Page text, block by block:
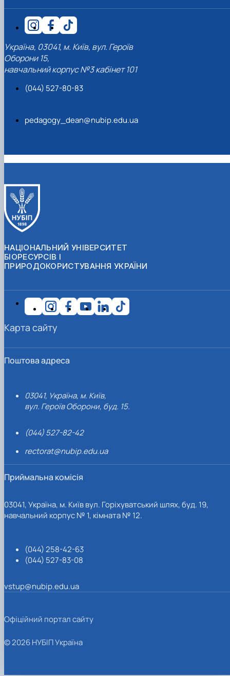
Україна, 03041, м. Київ, вул. Героїв
Оборони 15,
навчальний корпус №3 кабінет 101
(044) 527-80-83
pedagogy_dean@nubip.edu.ua
НАЦІОНАЛЬНИЙ УНІВЕРСИТЕТ
БІОРЕСУРСІВ І
ПРИРОДОКОРИСТУВАННЯ УКРАЇНИ
Поштова адреса
03041, Україна, м. Київ,
вул. Героїв Оборони, буд. 15.
(044) 527-82-42
rectorat@nubip.edu.ua
Приймальна комісія
03041, Україна, м. Київ вул. Горіхуватський шлях, буд. 19,
навчальний корпус № 1, кімната № 12.
(044) 258-42-63
(044) 527-83-08
vstup@nubip.edu.ua
Карта сайту
Офіційний портал сайту
© 2026 НУБІП Україна